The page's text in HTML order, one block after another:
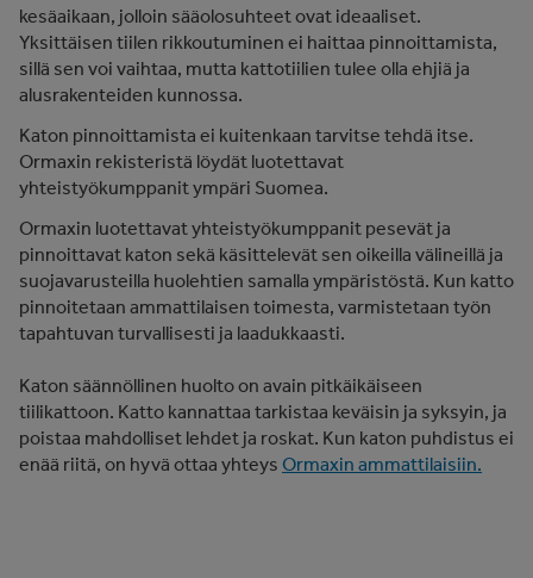
kesäaikaan, jolloin sääolosuhteet ovat ideaaliset.
Yksittäisen tiilen rikkoutuminen ei haittaa pinnoittamista,
sillä sen voi vaihtaa, mutta kattotiilien tulee olla ehjiä ja
alusrakenteiden kunnossa.
Katon pinnoittamista ei kuitenkaan tarvitse tehdä itse.
Ormaxin rekisteristä löydät luotettavat
yhteistyökumppanit ympäri Suomea.
Ormaxin luotettavat yhteistyökumppanit pesevät ja
pinnoittavat katon sekä käsittelevät sen oikeilla välineillä ja
suojavarusteilla huolehtien samalla ympäristöstä. Kun katto
pinnoitetaan ammattilaisen toimesta, varmistetaan työn
tapahtuvan turvallisesti ja laadukkaasti.
Katon säännöllinen huolto on avain pitkäikäiseen
tiilikattoon. Katto kannattaa tarkistaa keväisin ja syksyin, ja
poistaa mahdolliset lehdet ja roskat. Kun katon puhdistus ei
enää riitä, on hyvä ottaa yhteys Ormaxin ammattilaisiin.